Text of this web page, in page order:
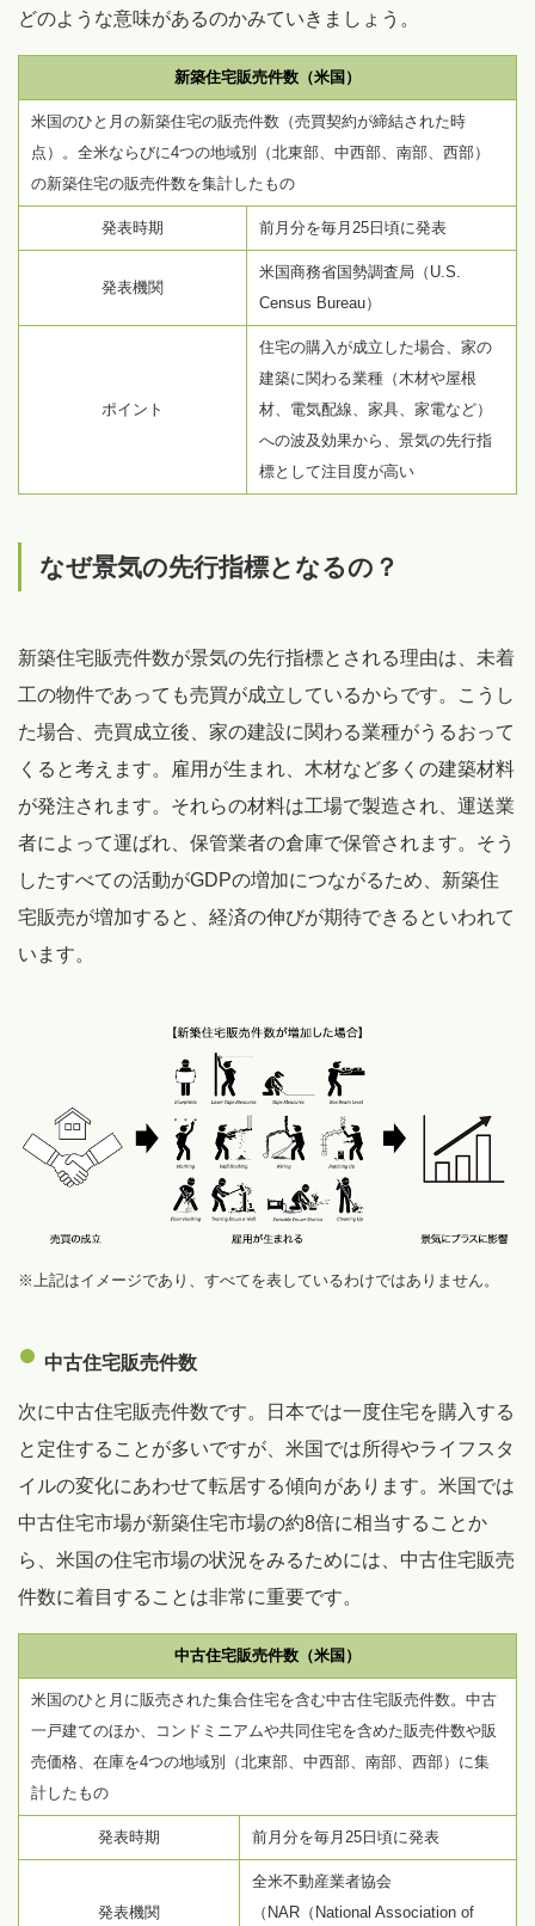
どのような意味があるのかみていきましょう。
新築住宅販売件数（米国）
米国のひと月の新築住宅の販売件数（売買契約が締結された時
点）。全米ならびに4つの地域別（北東部、中西部、南部、西部）
の新築住宅の販売件数を集計したもの
発表時期 前月分を毎月25日頃に発表
発表機関
米国商務省国勢調査局（U.S.
Census Bureau）
ポイント
住宅の購入が成立した場合、家の
建築に関わる業種（木材や屋根
材、電気配線、家具、家電など）
への波及効果から、景気の先行指
標として注目度が高い
なぜ景気の先行指標となるの？
新築住宅販売件数が景気の先行指標とされる理由は、未着
工の物件であっても売買が成立しているからです。こうし
た場合、売買成立後、家の建設に関わる業種がうるおって
くると考えます。雇用が生まれ、木材など多くの建築材料
が発注されます。それらの材料は工場で製造され、運送業
者によって運ばれ、保管業者の倉庫で保管されます。そう
したすべての活動がGDPの増加につながるため、新築住
宅販売が増加すると、経済の伸びが期待できるといわれて
います。
※上記はイメージであり、すべてを表しているわけではありません。
中古住宅販売件数
次に中古住宅販売件数です。日本では一度住宅を購入する
と定住することが多いですが、米国では所得やライフスタ
イルの変化にあわせて転居する傾向があります。米国では
中古住宅市場が新築住宅市場の約8倍に相当することか
ら、米国の住宅市場の状況をみるためには、中古住宅販売
件数に着目することは非常に重要です。
中古住宅販売件数（米国）
米国のひと月に販売された集合住宅を含む中古住宅販売件数。中古
一戸建てのほか、コンドミニアムや共同住宅を含めた販売件数や販
売価格、在庫を4つの地域別（北東部、中西部、南部、西部）に集
計したもの
発表時期 前月分を毎月25日頃に発表
発表機関
全米不動産業者協会
（NAR（National Association of